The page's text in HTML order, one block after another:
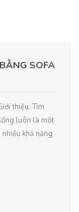
SOFA
thiệu: Tìm
luôn là một
khả năng